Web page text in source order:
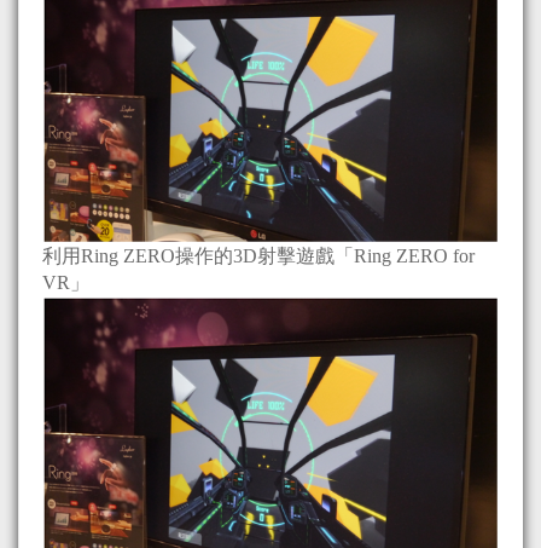
利用Ring ZERO操作的3D射擊遊戲「Ring ZERO for
VR」